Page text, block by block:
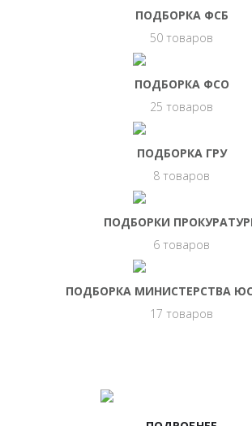
ПОДБОРКА ФСБ
50 товаров
ПОДБОРКА ФСО
25 товаров
ПОДБОРКА ГРУ
8 товаров
ПОДБОРКИ
6 товаров
ПОДБОРКА МИНИСТЕРСТВА
17 товаров